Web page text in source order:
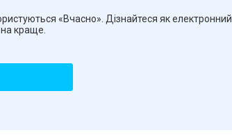
«Вчасно». Дізнайтеся як електронний
на краще.